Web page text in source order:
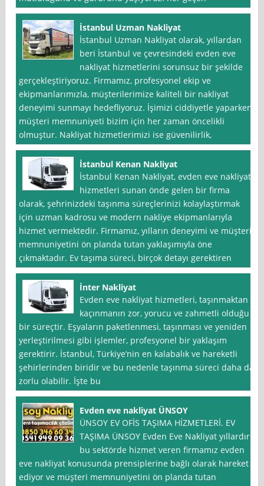
İstanbul Uzman Nakliyat
İstanbul Uzman Nakliyat olarak, yıllardan
beri İstanbul ve çevresindeki evden eve
nakliyat hizmetlerini sorunsuz bir şekilde
gerçekleştiriyoruz. Firmamız, profesyonel ekip ve
ekipmanlarımızla, müşterilerimize kaliteli bir nakliyat
deneyimi sunmayı hedefliyoruz. İşimizi ciddiyetle yaparken,
müşteri memnuniyeti bizim için her zaman öncelikli
olmuştur. Nakliyat hizmetlerimizi ise güvenilirlik,
İstanbul Kenan Nakliyat
İstanbul Kenan Nakliyat, evden eve nakliyat
hizmetleri sunan önde gelen bir firma
olarak, şehrinizdeki taşınma süreçlerinizi kolaylaştırmak
için uzman kadrosu ve modern nakliye ekipmanlarıyla
hizmet vermektedir. Firmamız, yılların deneyimi ve müşteri
memnuniyetini ön planda tutan yaklaşımıyla öne
çıkmaktadır. Ev taşıma süreci, birçok detayı gerektiren
İnter Nakliyat
Evden eve nakliyat hizmetleri, taşınmaktan
kaçınmanın zor, yorucu ve zahmetli olduğu
bir süreçtir. Eşyaların paketlenmesi, taşınması ve yeniden
yerleştirilmesi gibi işlemler, profesyonel bir yaklaşım
gerektirir. İstanbul, Türkiye’nin en kalabalık ve hareketli
şehirlerinden biridir ve bu nedenle taşınma süreci daha da
zorlu olabilir. İşte bu
Evden eve nakliyat ÜNSOY
ÜNSOY EV OFİS TAŞIMA HİZMETLERİ. EV
TAŞIMA ÜNSOY Evden Eve Nakliyat yıllardır
bu sektörde hizmet veren firmamız evden
eve nakliyat konusunda prensiplerine bağlı olarak hareket
ediyor ve müşteri memnuniyetini ön planda tutan